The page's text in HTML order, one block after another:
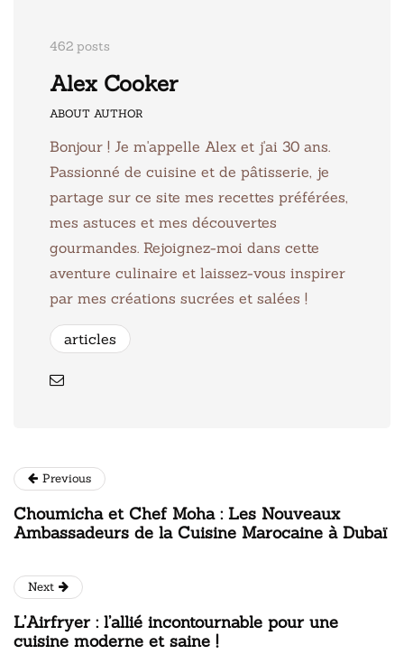
462 posts
Alex Cooker
ABOUT AUTHOR
Bonjour ! Je m'appelle Alex et j'ai 30 ans.
Passionné de cuisine et de pâtisserie, je
partage sur ce site mes recettes préférées,
mes astuces et mes découvertes
gourmandes. Rejoignez-moi dans cette
aventure culinaire et laissez-vous inspirer
par mes créations sucrées et salées !
articles
Previous
Choumicha et Chef Moha : Les Nouveaux
Ambassadeurs de la Cuisine Marocaine à Dubaï
Next
L’Airfryer : l’allié incontournable pour une
cuisine moderne et saine !